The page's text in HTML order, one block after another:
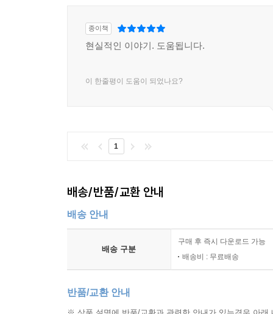
종이책
현실적인 이야기. 도움됩니다.
이 한줄평이 도움이 되었나요?
1
배송/반품/교환 안내
배송 안내
배송 구분
구매 후 즉시 다운로드 가능
배송비 : 무료배송
반품/교환 안내